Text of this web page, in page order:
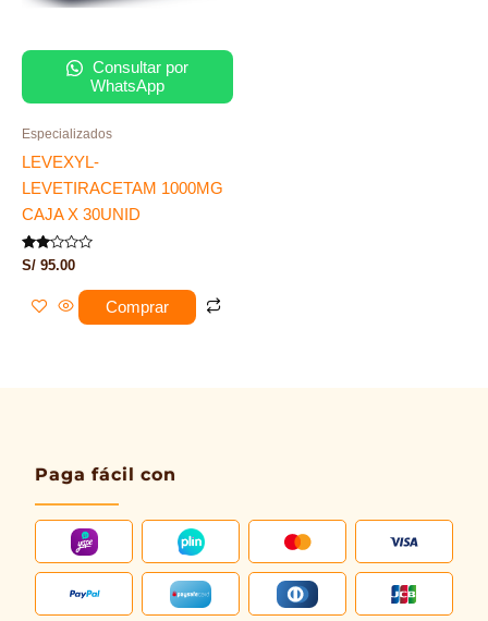
Consultar por
WhatsApp
Especializados
LEVEXYL-
LEVETIRACETAM 1000MG
CAJA X 30UNID
Valorado
con
de 5
S/ 95.00
Comprar
Paga fácil con